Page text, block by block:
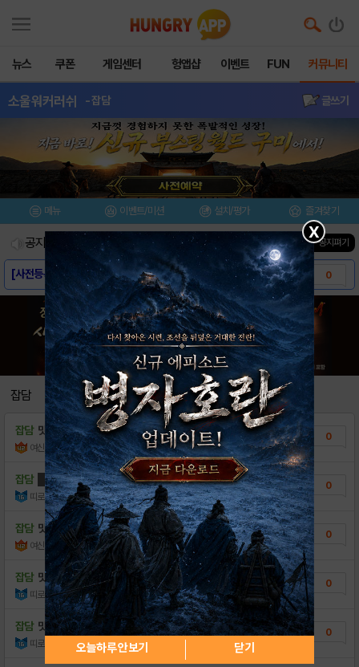
뉴스 쿠폰 게임센터 헝앱샵 이벤트 FUN 커뮤니티
소울워커러쉬 - 잡담 글쓰기
메뉴 이벤트/미션 설치/평가 즐겨찾기
공지사항 진행중인 이벤트0건 ▼ 공지펴기
[사전등록링크] - 소울워커 러쉬 0
[스크린샷] - 소울워커 러쉬 0
[게임소개] - 소울워커 러쉬
잡담
잡담 맛저들이요☆
여신임화영♡ 조회수:11 | 23.01.14
0
잡담 ███ 당첨포함4종류쿠폰 팝니다 ███
띠로링12 조회수:13 | 22.07.23
0
잡담 맛점들 하세요!
여신임화영♡ 조회수:8 | 22.07.01
0
잡담 맛저요
띠로링12 조회수:19 | 22.06.29
0
잡담 맛점
띠로링12 조회수:13 | 22.06.19
0
X
오늘하루 안보기 닫기